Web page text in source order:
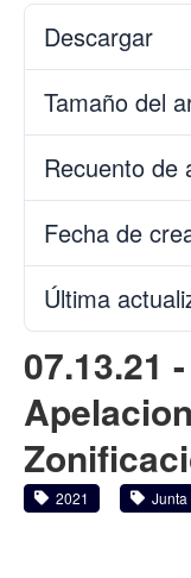
Descargar
Tamaño del
Recuento de
Fecha de
Última
07.13.21
2021